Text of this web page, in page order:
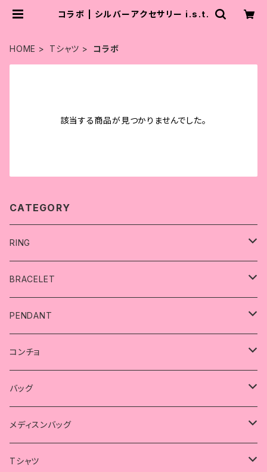
コラボ | シルバーアクセサリー i.s.t.
HOME Tシャツ コラボ
該当する商品が見つかりませんでした。
CATEGORY
RING
リング
スカル
シンプル
精子
シンプル
クロス
薔薇
シンプル
蓮の華
ピンキーリング
BRACELET
ブレスレット
スカル
コラボ
ハート
ハート
PENDANT
ペンダント
スカル
コラボ
精子
薔薇
クロス
コウモリ
コンチョ
コンチョ
海賊
スカル
インディアン
バッグ
メディスンバッグ
スカルコンチョのバッグ
メディスンバッグ
スカルコンチョのバッグ
Tシャツ